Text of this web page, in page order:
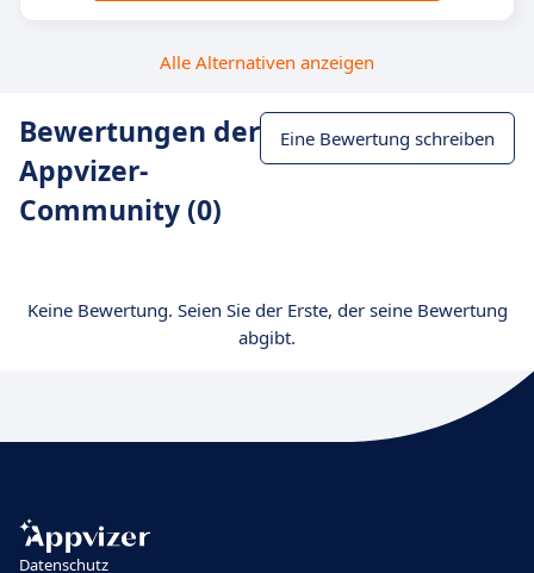
Alle Alternativen anzeigen
Bewertungen der
Appvizer-
Community (0)
Eine Bewertung schreiben
Keine Bewertung. Seien Sie der Erste, der seine Bewertung
abgibt.
Datenschutz